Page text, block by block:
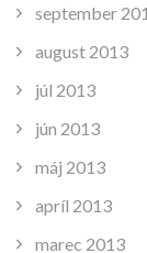
september
august 2013
júl 2013
jún 2013
máj 2013
apríl 2013
marec 2013